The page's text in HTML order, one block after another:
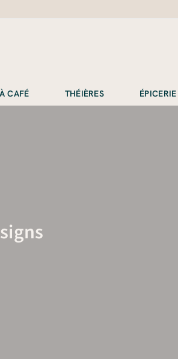
CAFÉ THÉIÈRES ÉPICERIE